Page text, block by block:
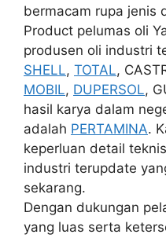
bermacam rupa jenis
Product pelumas oli
produsen oli industri
SHELL, TOTAL,
MOBIL, DUPERSOL,
hasil karya dalam
adalah PERTAMINA.
keperluan detail
industri terupdate
sekarang.
Dengan dukungan
yang luas serta